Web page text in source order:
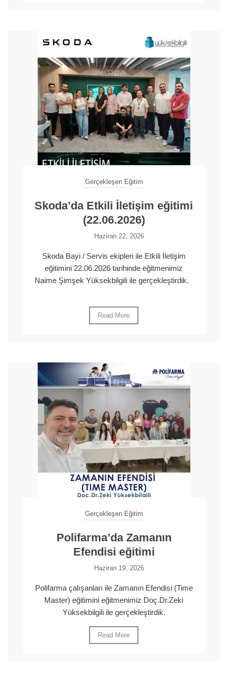
Gerçekleşen Eğitim
Skoda’da Etkili İletişim eğitimi
(22.06.2026)
Haziran 22, 2026
Skoda Bayi / Servis ekipleri ile Etkili İletişim
eğitimini 22.06.2026 tarihinde eğitmenimiz
Naime Şimşek Yüksekbilgili ile gerçekleştirdik.
Read More
Gerçekleşen Eğitim
Polifarma’da Zamanın
Efendisi eğitimi
Haziran 19, 2026
Polifarma çalışanları ile Zamanın Efendisi (Time
Master) eğitimini eğitmenimiz Doç.Dr.Zeki
Yüksekbilgili ile gerçekleştirdik.
Read More